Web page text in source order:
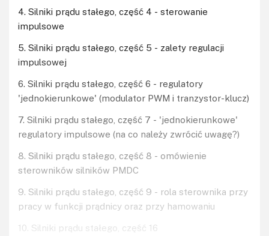
4. Silniki prądu stałego, część 4 - sterowanie
impulsowe
5. Silniki prądu stałego, część 5 - zalety regulacji
impulsowej
6. Silniki prądu stałego, część 6 - regulatory
'jednokierunkowe' (modulator PWM i tranzystor-klucz)
7. Silniki prądu stałego, część 7 - 'jednokierunkowe'
regulatory impulsowe (na co należy zwrócić uwagę?)
8. Silniki prądu stałego, część 8 - omówienie
sterowników silników PMDC
9. Silniki prądu stałego, część 9 - rola sterownika przy
pracy w funkcji prądnicy oraz przy hamowaniu
10. Silniki prądu stałego, część 16